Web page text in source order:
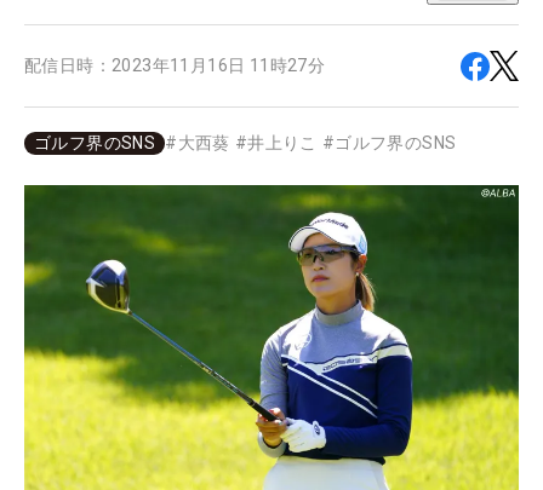
配信日時： 2023年11月16日 11時27分
ゴルフ界のSNS #大西葵 #井上りこ #ゴルフ界のSNS